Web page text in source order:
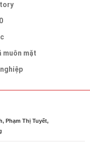
muôn mặt
Phạm Thị Tuyết,